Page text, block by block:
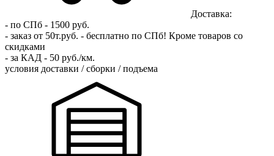
Доставка:
- по СПб - 1500 руб.
- заказ от 50т.руб. - бесплатно по СПб! Кроме товаров со
скидками
- за КАД - 50 руб./км.
условия доставки / сборки / подъема